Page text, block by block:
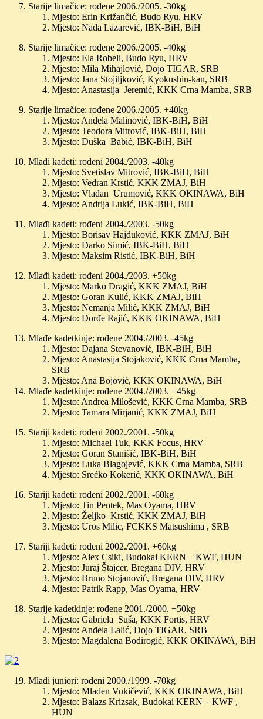
Starije limačice: rođene 2006./2005. -30kg
Mjesto: Erin Križančić, Budo Ryu, HRV
Mjesto: Nada Lazarević, IBK-BiH, BiH
Starije limačice: rođene 2006./2005. -40kg
Mjesto: Ela Robeli, Budo Ryu, HRV
Mjesto: Mila Mihajlović, Dojo TIGAR, SRB
Mjesto: Jana Stojiljković, Kyokushin-kan, SRB
Mjesto: Anastasija Jeremić, KKK Crna Mamba, SRB
Starije limačice: rođene 2006./2005. +40kg
Mjesto: Anđela Malinović, IBK-BiH, BiH
Mjesto: Teodora Mitrović, IBK-BiH, BiH
Mjesto: Duška Babić, IBK-BiH, BiH
Mlađi kadeti: rođeni 2004./2003. -40kg
Mjesto: Svetislav Mitrović, IBK-BiH, BiH
Mjesto: Vedran Krstić, KKK ZMAJ, BiH
Mjesto: Vladan Urumović, KKK OKINAWA, BiH
Mjesto: Andrija Lukić, IBK-BiH, BiH
Mlađi kadeti: rođeni 2004./2003. -50kg
Mjesto: Borisav Hajduković, KKK ZMAJ, BiH
Mjesto: Darko Simić, IBK-BiH, BiH
Mjesto: Maksim Ristić, IBK-BiH, BiH
Mlađi kadeti: rođeni 2004./2003. +50kg
Mjesto: Marko Dragić, KKK ZMAJ, BiH
Mjesto: Goran Kulić, KKK ZMAJ, BiH
Mjesto: Nemanja Milić, KKK ZMAJ, BiH
Mjesto: Đorđe Rajić, KKK OKINAWA, BiH
Mlađe kadetkinje: rođene 2004./2003. -45kg
Mjesto: Dajana Stevanović, IBK-BiH, BiH
Mjesto: Anastasija Stojaković, KKK Crna Mamba,
SRB
Mjesto: Ana Bojović, KKK OKINAWA, BiH
Mlađe kadetkinje: rođene 2004./2003. +45kg
Mjesto: Andrea Milošević, KKK Crna Mamba, SRB
Mjesto: Tamara Mirjanić, KKK ZMAJ, BiH
Stariji kadeti: rođeni 2002./2001. -50kg
Mjesto: Michael Tuk, KKK Focus, HRV
Mjesto: Goran Stanišić, IBK-BiH, BiH
Mjesto: Luka Blagojević, KKK Crna Mamba, SRB
Mjesto: Srećko Kokerić, KKK OKINAWA, BiH
Stariji kadeti: rođeni 2002./2001. -60kg
Mjesto: Tin Pentek, Mas Oyama, HRV
Mjesto: Željko Krstić, KKK ZMAJ, BiH
Mjesto: Uros Milic, FCKKS Matsushima , SRB
Stariji kadeti: rođeni 2002./2001. +60kg
Mjesto: Alex Csiki, Budokai KERN – KWF, HUN
Mjesto: Juraj Štajcer, Bregana DIV, HRV
Mjesto: Bruno Stojanović, Bregana DIV, HRV
Mjesto: Patrik Rapp, Mas Oyama, HRV
Starije kadetkinje: rođene 2001./2000. +50kg
Mjesto: Gabriela Suša, KKK Fortis, HRV
Mjesto: Anđela Lalić, Dojo TIGAR, SRB
Mjesto: Magdalena Bodirogić, KKK OKINAWA, BiH
Mlađi juniori: rođeni 2000./1999. -70kg
Mjesto: Mladen Vukičević, KKK OKINAWA, BiH
Mjesto: Balazs Krizsak, Budokai KERN – KWF ,
HUN